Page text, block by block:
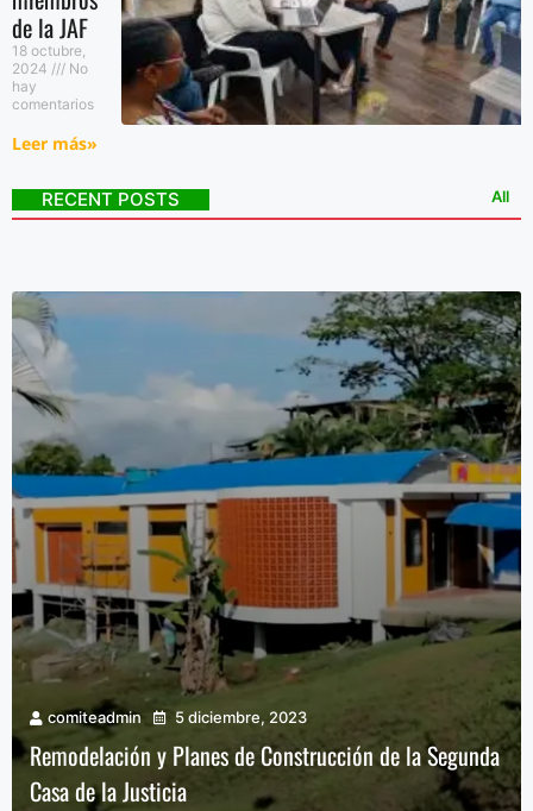
de la JAF
18 octubre,
2024
No
hay
comentarios
Leer más»
RECENT POSTS All
comiteadmin 5 diciembre, 2023
Remodelación y Planes de Construcción de la Segunda
Casa de la Justicia